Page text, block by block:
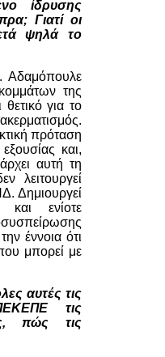
ίδρυσης
Γιατί οι
ψηλά το
Αδαμόπουλε
της
θετικό για το
πρόταση
και,
αυτή τη
λειτουργεί
Δημιουργεί
και ενίοτε
έννοια ότι
μπορεί με
αυτές τις
τις
πώς τις